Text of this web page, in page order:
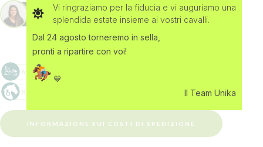
DOMANDE? CONTATTACI SU WHATSAPP!
INFORMAZIONE SUI COSTI DI SPEDIZIONE
Vi ringraziamo per la fiducia e vi auguriamo una
splendida estate insieme ai vostri cavalli.
Dal 24 agosto torneremo in sella,
pronti a ripartire con voi!
💙
Il Team Unika